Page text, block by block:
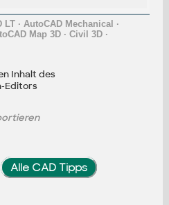
LT· AutoCAD Mechanical ·
Map 3D· Civil 3D·
Inhalt des
Editors
Alle CAD Tipps